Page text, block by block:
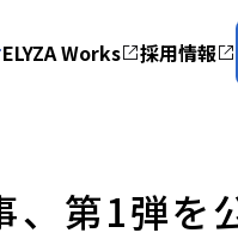
ELYZA Works 採用情報
第1弾を